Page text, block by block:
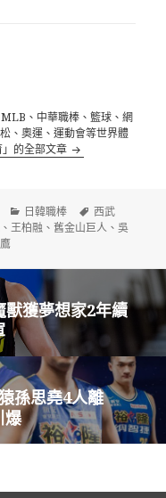
、中華職棒、籃球、網
、奧運、運動會等世界體
的全部文章
分
類
日韓職棒
標
籤
西武
、王柏融 、舊金山巨人 、吳
獲夢想家2年續
孫思堯4人離
爆